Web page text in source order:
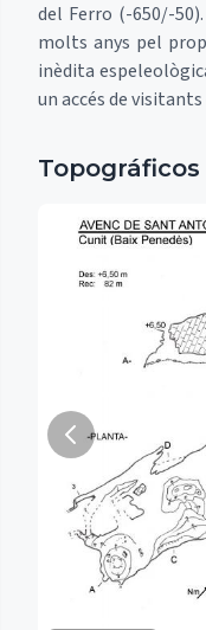
del Ferro (-650/-
molts anys pel
inèdita
un accés de
Topográficos